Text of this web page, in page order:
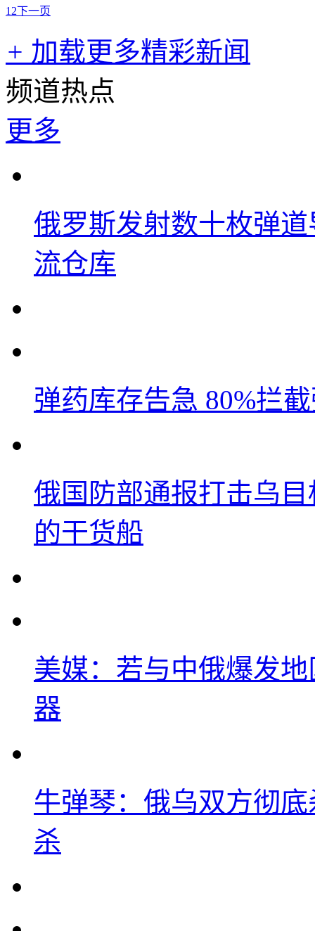
1 2下一页
+ 加载更多精彩新闻
频道热点
更多
俄罗斯发射数十枚弹
流仓库
弹药库存告急 80%拦
俄国防部通报打击乌
的干货船
美媒：若与中俄爆发
器
牛弹琴：俄乌双方彻
杀